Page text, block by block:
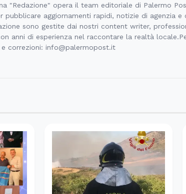
"Redazione" opera il team editoriale di Palermo
pubblicare aggiornamenti rapidi, notizie di agenzia e
sono gestite dai nostri content writer,
anni di esperienza nel raccontare la realtà
e correzioni: info@palermopost.it